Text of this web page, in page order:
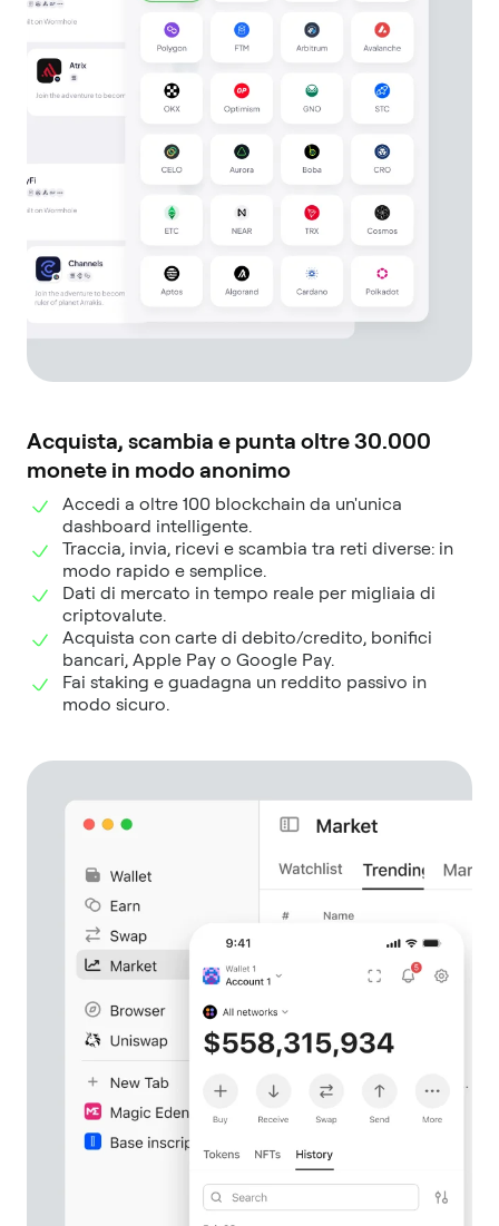
Acquista, scambia e punta oltre 30.000
monete in modo anonimo
Accedi a oltre 100 blockchain da un'unica
dashboard intelligente.
Traccia, invia, ricevi e scambia tra reti diverse: in
modo rapido e semplice.
Dati di mercato in tempo reale per migliaia di
criptovalute.
Acquista con carte di debito/credito, bonifici
bancari, Apple Pay o Google Pay.
Fai staking e guadagna un reddito passivo in
modo sicuro.